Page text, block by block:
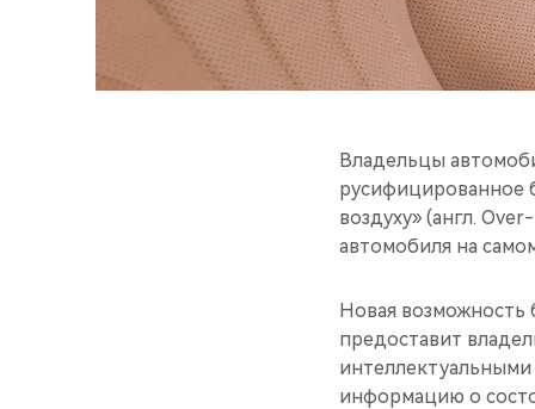
Владельцы
русифицированное
воздуху» (англ.
автомобиля на
Новая возможность
предоставит
информацию о